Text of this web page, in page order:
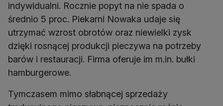
indywidualni. Rocznie popyt na nie spada o
średnio 5 proc. Piekarni Nowaka udaje się
utrzymać wzrost obrotów oraz niewielki zysk
dzięki rosnącej produkcji pieczywa na potrzeby
barów i restauracji. Firma oferuje im m.in. bułki
hamburgerowe.
Tymczasem mimo słabnącej sprzedaży